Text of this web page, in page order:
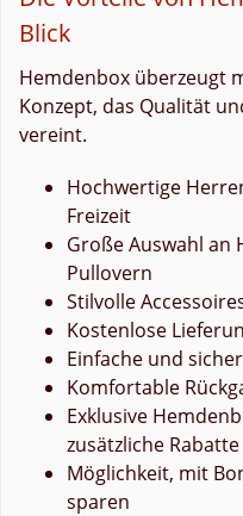
Blick
Hemdenbox überzeugt
Konzept, das Qualität
vereint.
Hochwertige
Freizeit
Große Auswahl an
Pullovern
Stilvolle
Kostenlose
Einfache und
Komfortable
Exklusive
zusätzliche Rabatte
Möglichkeit, mit
sparen